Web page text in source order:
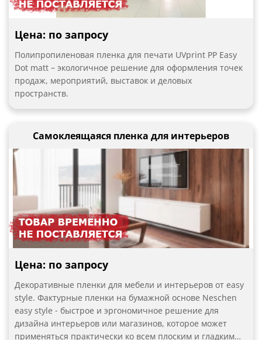
Цена: по запросу
Полипропиленовая пленка для печати UVprint PP Easy
Dot matt – экологичное решение для оформления точек
продаж, мероприятий, выставок и деловых
пространств.
Самоклеящаяся пленка для интерьеров
Цена: по запросу
Декоративные пленки для мебели и интерьеров от easy
style. Фактурные пленки на бумажной основе Neschen
easy style - быстрое и эргономичное решение для
дизайна интерьеров или магазинов, которое может
применяться практически ко всем плоским и гладким